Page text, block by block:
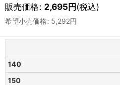
販売価格: 2,695円(税込)
希望小売価格: 5,292円
140
150